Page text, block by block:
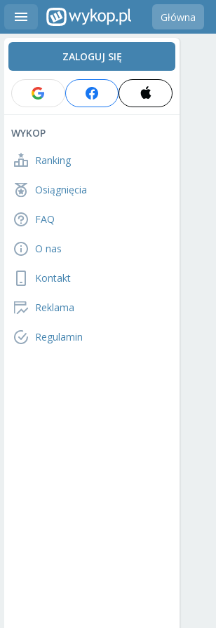
Główna
ZALOGUJ SIĘ
WYKOP
Ranking
Osiągnięcia
FAQ
O nas
Kontakt
Reklama
Regulamin